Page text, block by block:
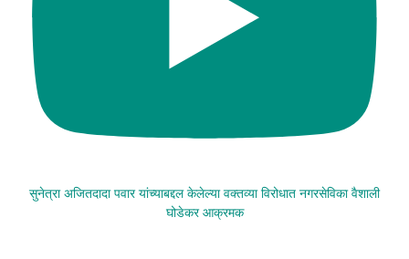
सुनेत्रा अजितदादा पवार यांच्याबद्दल केलेल्या वक्तव्या विरोधात नगरसेविका वैशाली
घोडेकर आक्रमक